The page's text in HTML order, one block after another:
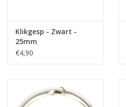
Klikgesp - Zwart -
25mm
€4,90